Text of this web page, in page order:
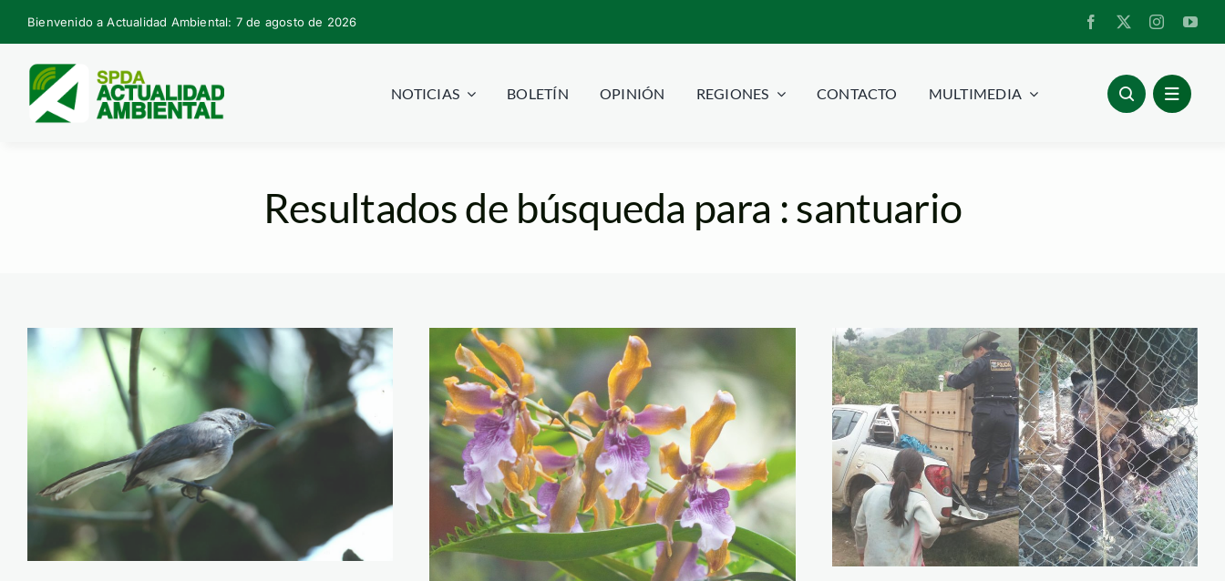
Skip
to
content
Bienvenido a Actualidad Ambiental: 7 de agosto de 2026
NOTICIAS BOLETÍN OPINIÓN REGIONES CONTACTO MULTIMEDIA
Resultados de búsqueda para : santuario
boti04 orquídeas-andina Imprimir
Imprimir